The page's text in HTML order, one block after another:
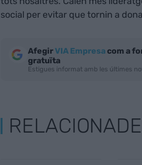
social per evitar que tornin a
AfegirVIA Empresacom a
gratuïta
Estigues informat amb les últimes